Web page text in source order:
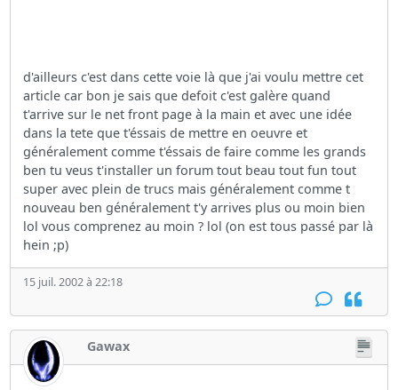
d'ailleurs c'est dans cette voie là que j'ai voulu mettre cet
article car bon je sais que defoit c'est galère quand
t'arrive sur le net front page à la main et avec une idée
dans la tete que t'éssais de mettre en oeuvre et
généralement comme t'éssais de faire comme les grands
ben tu veus t'installer un forum tout beau tout fun tout
super avec plein de trucs mais généralement comme t
nouveau ben généralement t'y arrives plus ou moin bien
lol vous comprenez au moin ? lol (on est tous passé par là
hein ;p)
15 juil. 2002 à 22:18
Gawax